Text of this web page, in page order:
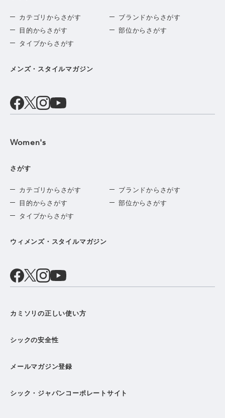
カテゴリからさがす
ブランドからさがす
目的からさがす
部位からさがす
タイプからさがす
メンズ・スタイルマガジン
Women's
さがす
カテゴリからさがす
ブランドからさがす
目的からさがす
部位からさがす
タイプからさがす
ウィメンズ・スタイルマガジン
カミソリの正しい使い方
シックの安全性
メールマガジン登録
シック・ジャパンコーポレートサイト